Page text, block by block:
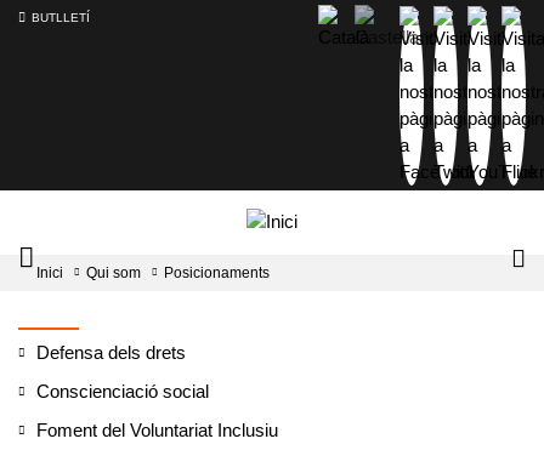
BUTLLETÍ
Mobile
menu
Inici Qui som Posicionaments
Defensa dels drets
Conscienciació social
Foment del Voluntariat Inclusiu